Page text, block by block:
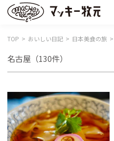
TOP おいしい日記 日本美食の旅
名古屋 （130件）